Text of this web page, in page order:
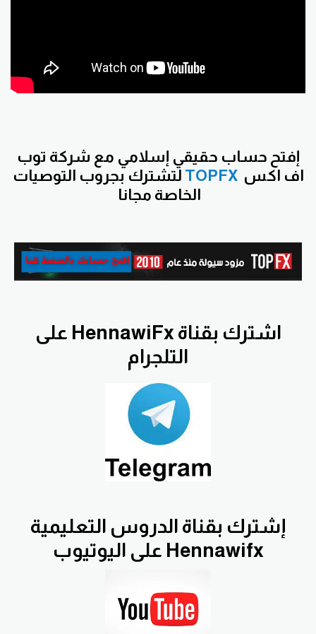
إفتح حساب حقيقي إسلامي مع شركة توب
اف اكسTOPFX لتشترك بجروب التوصيات
الخاصة مجانا
اشترك بقناة HennawiFx على
التلجرام
إشترك بقناة الدروس التعليمية
Hennawifx على اليوتيوب